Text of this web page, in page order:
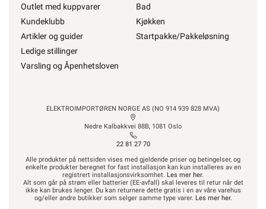
Outlet med kuppvarer
Kundeklubb
Artikler og guider
Ledige stillinger
Varsling og Åpenhetsloven
Bad
Kjøkken
Startpakke/Pakkeløsning
ELEKTROIMPORTØREN NORGE AS (NO 914 939 828 MVA)
Nedre Kalbakkvei 88B, 1081 Oslo
22 81 27 70
Alle produkter på nettsiden vises med gjeldende priser og betingelser, og
enkelte produkter beregnet for fast installasjon kan kun installeres av en
registrert installasjonsvirksomhet. Les mer her.
Alt som går på strøm eller batterier (EE-avfall) skal leveres til retur når det
ikke kan brukes lenger. Du kan returnere dette gratis i en av våre varehus
og/eller andre butikker som selger samme type varer. Les mer her.